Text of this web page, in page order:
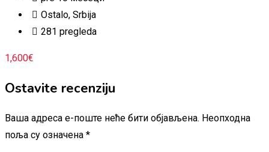
Ostalo, Srbija
281 pregleda
1,600€
Ostavite recenziju
Ваша адреса е-поште неће бити објављена. Неопходна
поља су означена *